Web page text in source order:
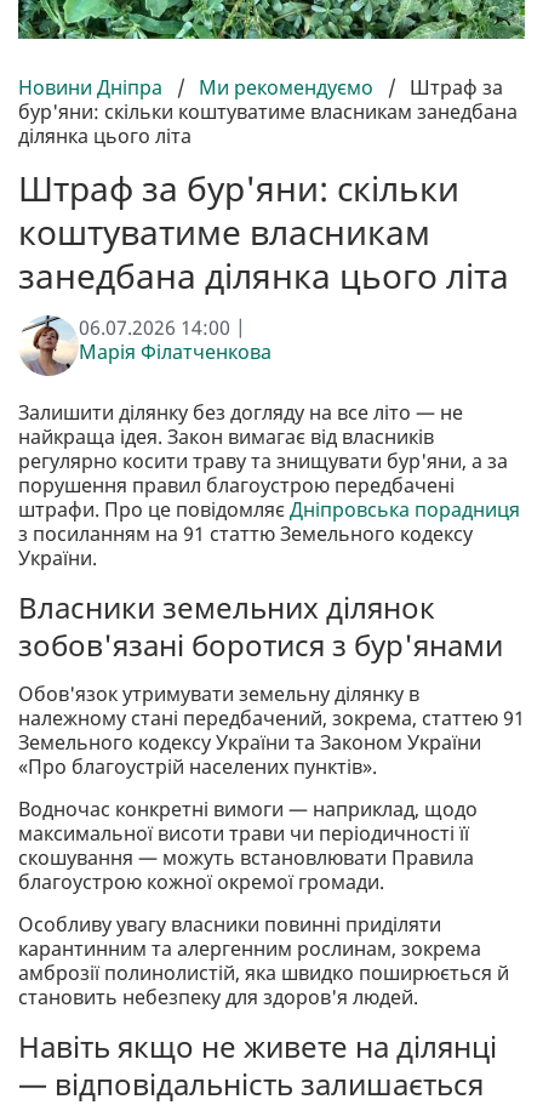
Новини Дніпра / Ми рекомендуємо / Штраф за
бур'яни: скільки коштуватиме власникам занедбана
ділянка цього літа
Штраф за бур'яни: скільки
коштуватиме власникам
занедбана ділянка цього літа
06.07.2026 14:00 |
Марія Філатченкова
Залишити ділянку без догляду на все літо — не
найкраща ідея. Закон вимагає від власників
регулярно косити траву та знищувати бур'яни, а за
порушення правил благоустрою передбачені
штрафи. Про це повідомляєДніпровська порадниця
з посиланням на 91 статтю Земельного кодексу
України.
Власники земельних ділянок
зобов'язані боротися з бур'янами
Обов'язок утримувати земельну ділянку в
належному стані передбачений, зокрема, статтею 91
Земельного кодексу України та Законом України
«Про благоустрій населених пунктів».
Водночас конкретні вимоги — наприклад, щодо
максимальної висоти трави чи періодичності її
скошування — можуть встановлювати Правила
благоустрою кожної окремої громади.
Особливу увагу власники повинні приділяти
карантинним та алергенним рослинам, зокрема
амброзії полинолистій, яка швидко поширюється й
становить небезпеку для здоров'я людей.
Навіть якщо не живете на ділянці
— відповідальність залишається